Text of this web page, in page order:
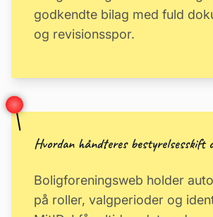
godkendte bilag med fuld
og revisionsspor.
Hvordan håndteres bestyrelsesskift
Boligforeningsweb holder
på roller, valgperioder og